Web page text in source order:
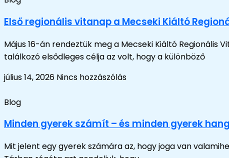
Első regionális vitanap a Mecseki Kiáltó
Május 16-án rendeztük meg a Mecseki Kiáltó
találkozó elsődleges célja az volt, hogy a különböző
július 14, 2026 Nincs hozzászólás
Blog
Minden gyerek számít – és minden gyerek
Mit jelent egy gyerek számára az, hogy joga van